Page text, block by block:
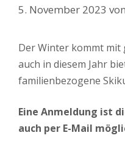
5. November 2023 von
Der Winter kommt
auch in diesem Jahr
familienbezogene
Eine Anmeldung ist
auch per E-Mail